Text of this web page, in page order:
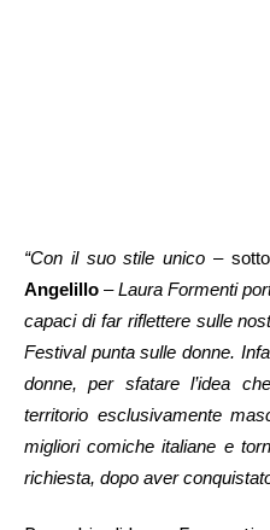
“Con il suo stile unico –
Angelillo –Laura Formenti
capaci di far riflettere sulle
Festival punta sulle donne.
donne, per sfatare l’idea
territorio esclusivamente
migliori comiche italiane e
richiesta, dopo aver